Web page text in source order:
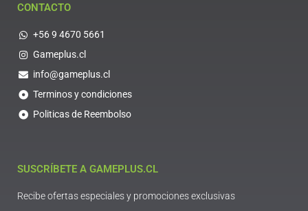
CONTACTO
+56 9 4670 5661
Gameplus.cl
info@gameplus.cl
Terminos y condiciones
Politicas de Reembolso
SUSCRÍBETE A GAMEPLUS.CL
Recibe ofertas especiales y promociones exclusivas